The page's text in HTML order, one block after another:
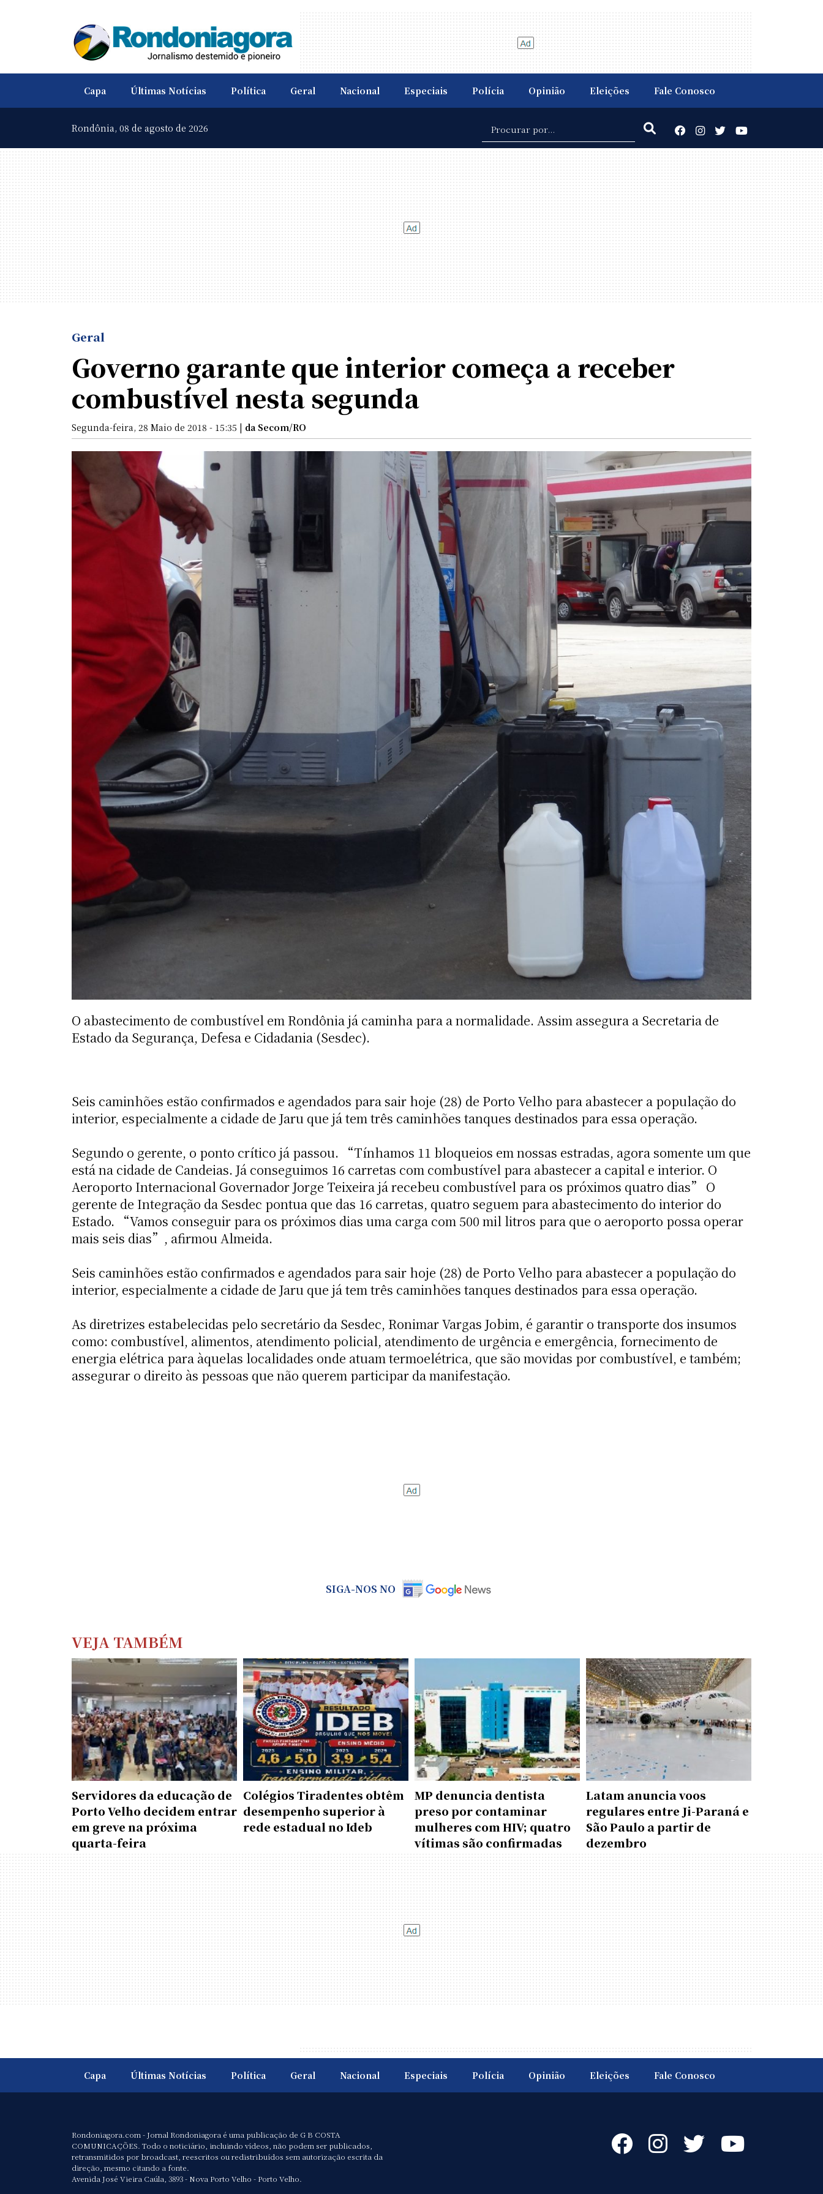
Capa Últimas Notícias Política Geral Nacional Especiais Polícia Opinião Eleições Fale Conosco
Rondônia, 08 de agosto de 2026
Geral
Governo garante que interior começa a receber
combustível nesta segunda
Segunda-feira, 28 Maio de 2018 - 15:35 | da Secom/RO
O abastecimento de combustível em Rondônia já caminha para a normalidade. Assim assegura a Secretaria de
Estado da Segurança, Defesa e Cidadania (Sesdec).
Seis caminhões estão confirmados e agendados para sair hoje (28) de Porto Velho para abastecer a população do
interior, especialmente a cidade de Jaru que já tem três caminhões tanques destinados para essa operação.
Segundo o gerente, o ponto crítico já passou. “Tínhamos 11 bloqueios em nossas estradas, agora somente um que
está na cidade de Candeias. Já conseguimos 16 carretas com combustível para abastecer a capital e interior. O
Aeroporto Internacional Governador Jorge Teixeira já recebeu combustível para os próximos quatro dias” O
gerente de Integração da Sesdec pontua que das 16 carretas, quatro seguem para abastecimento do interior do
Estado. “Vamos conseguir para os próximos dias uma carga com 500 mil litros para que o aeroporto possa operar
mais seis dias”, afirmou Almeida.
Seis caminhões estão confirmados e agendados para sair hoje (28) de Porto Velho para abastecer a população do
interior, especialmente a cidade de Jaru que já tem três caminhões tanques destinados para essa operação.
As diretrizes estabelecidas pelo secretário da Sesdec, Ronimar Vargas Jobim, é garantir o transporte dos insumos
como: combustível, alimentos, atendimento policial, atendimento de urgência e emergência, fornecimento de
energia elétrica para àquelas localidades onde atuam termoelétrica, que são movidas por combustível, e também;
assegurar o direito às pessoas que não querem participar da manifestação.
SIGA-NOS NO
VEJA TAMBÉM
Servidores da educação de
Porto Velho decidem entrar
em greve na próxima
quarta-feira
Colégios Tiradentes obtêm
desempenho superior à
rede estadual no Ideb
MP denuncia dentista
preso por contaminar
mulheres com HIV; quatro
vítimas são confirmadas
Latam anuncia voos
regulares entre Ji-Paraná e
São Paulo a partir de
dezembro
Capa Últimas Notícias Política Geral Nacional Especiais Polícia Opinião Eleições Fale Conosco
Rondoniagora.com - Jornal Rondoniagora é uma publicação de G B COSTA
COMUNICAÇÕES. Todo o noticiário, incluindo vídeos, não podem ser publicados,
retransmitidos por broadcast, reescritos ou redistribuídos sem autorização escrita da
direção, mesmo citando a fonte.
Avenida José Vieira Caúla, 3893 - Nova Porto Velho - Porto Velho.